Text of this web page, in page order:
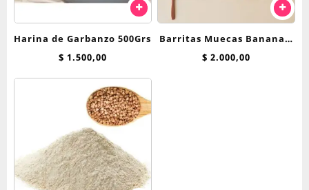
Harina de Garbanzo 500Grs
$ 1.500,00
Barritas Muecas Banana y
Dulce de Leche 45 g
$ 2.000,00